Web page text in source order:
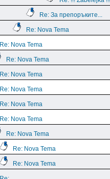
Re: За препоръките...
Re: Nova Tema
Re: Nova Tema
Re: Nova Tema
Re: Nova Tema
Re: Nova Tema
Re: Nova Tema
Re: Nova Tema
Re: Nova Tema
Re: Nova Tema
Re: Nova Tema